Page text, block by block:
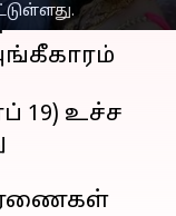
19) உச்ச